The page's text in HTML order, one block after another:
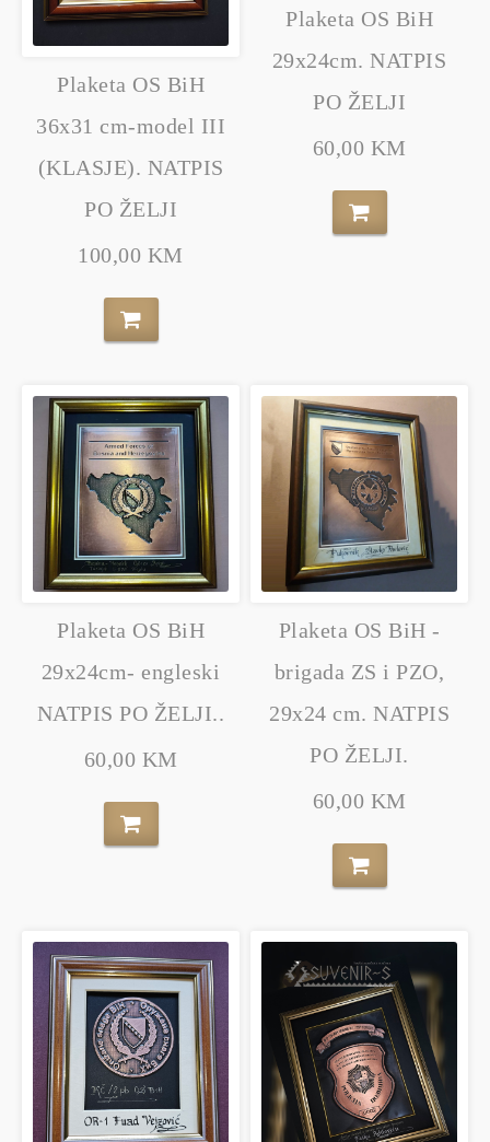
Plaketa OS BiH
36x31 cm-model III
(KLASJE). NATPIS
PO ŽELJI
100,00 KM
Plaketa OS BiH
29x24cm. NATPIS
PO ŽELJI
60,00 KM
Plaketa OS BiH
29x24cm- engleski
NATPIS PO ŽELJI..
60,00 KM
Plaketa OS BiH -
brigada ZS i PZO,
29x24 cm. NATPIS
PO ŽELJI.
60,00 KM